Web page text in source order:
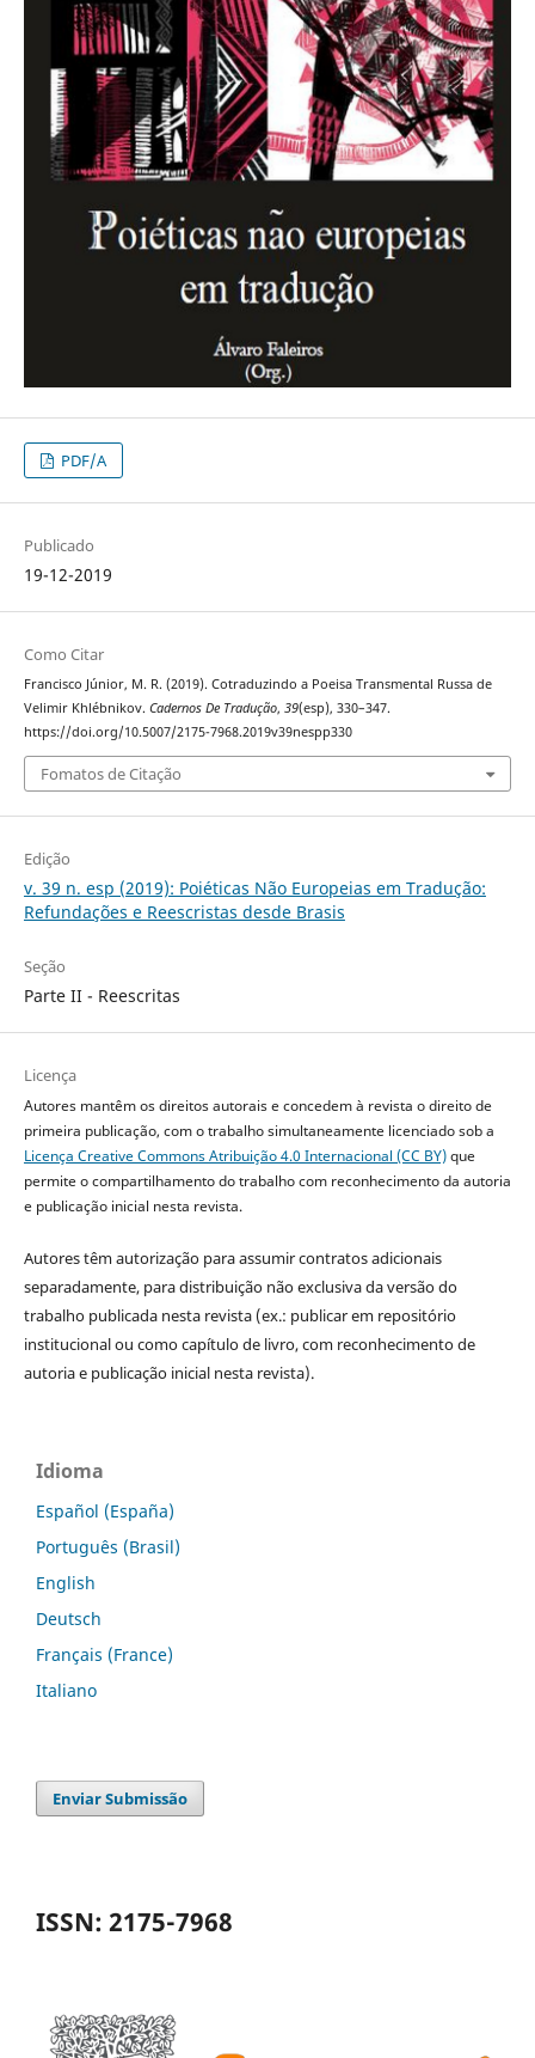
PDF/A
Publicado
19-12-2019
Como Citar
Francisco Júnior, M. R. (2019). Cotraduzindo a Poeisa Transmental Russa de
Velimir Khlébnikov. Cadernos De Tradução, 39(esp), 330–347.
https://doi.org/10.5007/2175-7968.2019v39nespp330
Fomatos de Citação
Edição
v. 39 n. esp (2019): Poiéticas Não Europeias em Tradução:
Refundações e Reescristas desde Brasis
Seção
Parte II - Reescritas
Licença
Autores mantêm os direitos autorais e concedem à revista o direito de
primeira publicação, com o trabalho simultaneamente licenciado sob a
Licença Creative Commons Atribuição 4.0 Internacional (CC BY)que
permite o compartilhamento do trabalho com reconhecimento da autoria
e publicação inicial nesta revista.
Autores têm autorização para assumir contratos adicionais
separadamente, para distribuição não exclusiva da versão do
trabalho publicada nesta revista (ex.: publicar em repositório
institucional ou como capítulo de livro, com reconhecimento de
autoria e publicação inicial nesta revista).
Idioma
Español (España)
Português (Brasil)
English
Deutsch
Français (France)
Italiano
Enviar Submissão
ISSN: 2175-7968